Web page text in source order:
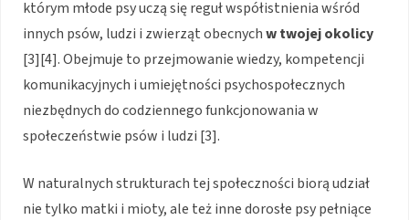
którym młode psy uczą się reguł współistnienia wśród
innych psów, ludzi i zwierząt obecnychw twojej okolicy
[3][4]. Obejmuje to przejmowanie wiedzy, kompetencji
komunikacyjnych i umiejętności psychospołecznych
niezbędnych do codziennego funkcjonowania w
społeczeństwie psów i ludzi [3].
W naturalnych strukturach tej społeczności biorą udział
nie tylko matki i mioty, ale też inne dorosłe psy pełniące